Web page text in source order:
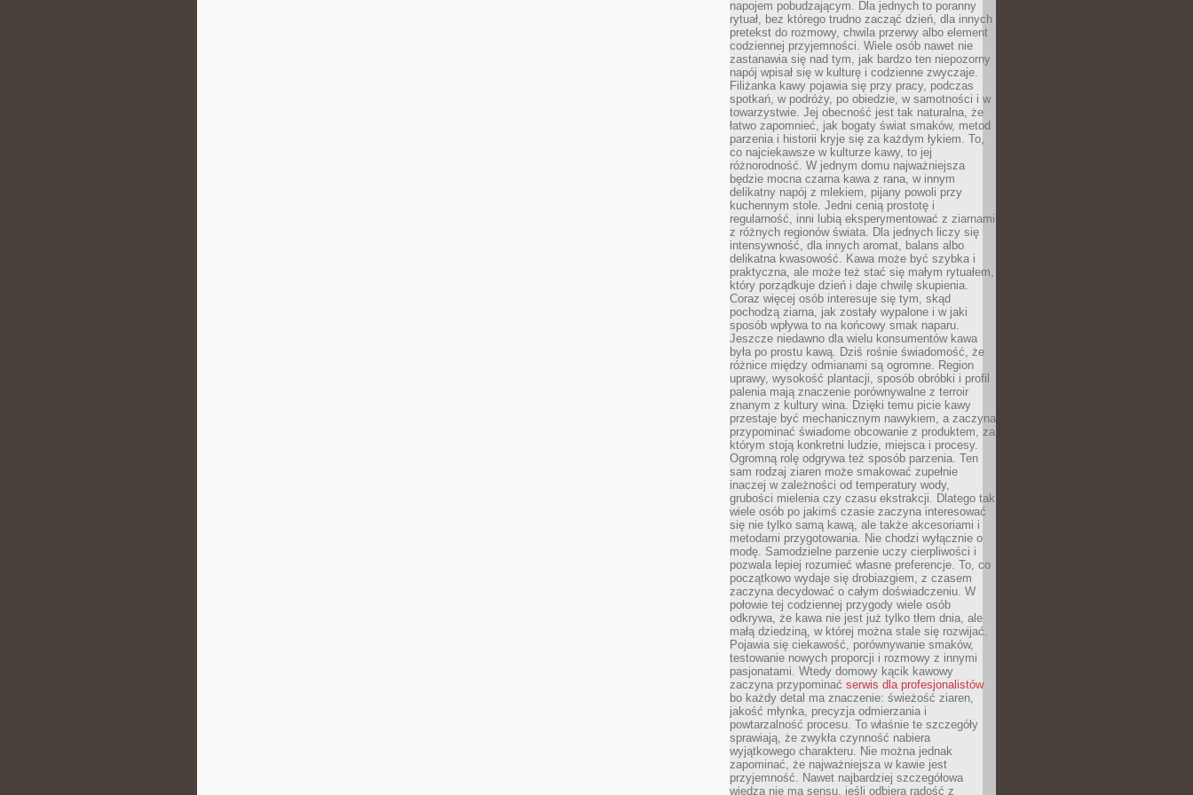
napojem pobudzającym. Dla jednych to poranny
rytuał, bez którego trudno zacząć dzień, dla innych
pretekst do rozmowy, chwila przerwy albo element
codziennej przyjemności. Wiele osób nawet nie
zastanawia się nad tym, jak bardzo ten niepozorny
napój wpisał się w kulturę i codzienne zwyczaje.
Filiżanka kawy pojawia się przy pracy, podczas
spotkań, w podróży, po obiedzie, w samotności i w
towarzystwie. Jej obecność jest tak naturalna, że
łatwo zapomnieć, jak bogaty świat smaków, metod
parzenia i historii kryje się za każdym łykiem. To,
co najciekawsze w kulturze kawy, to jej
różnorodność. W jednym domu najważniejsza
będzie mocna czarna kawa z rana, w innym
delikatny napój z mlekiem, pijany powoli przy
kuchennym stole. Jedni cenią prostotę i
regularność, inni lubią eksperymentować z ziarnami
z różnych regionów świata. Dla jednych liczy się
intensywność, dla innych aromat, balans albo
delikatna kwasowość. Kawa może być szybka i
praktyczna, ale może też stać się małym rytuałem,
który porządkuje dzień i daje chwilę skupienia.
Coraz więcej osób interesuje się tym, skąd
pochodzą ziarna, jak zostały wypalone i w jaki
sposób wpływa to na końcowy smak naparu.
Jeszcze niedawno dla wielu konsumentów kawa
była po prostu kawą. Dziś rośnie świadomość, że
różnice między odmianami są ogromne. Region
uprawy, wysokość plantacji, sposób obróbki i profil
palenia mają znaczenie porównywalne z terroir
znanym z kultury wina. Dzięki temu picie kawy
przestaje być mechanicznym nawykiem, a zaczyna
przypominać świadome obcowanie z produktem, za
którym stoją konkretni ludzie, miejsca i procesy.
Ogromną rolę odgrywa też sposób parzenia. Ten
sam rodzaj ziaren może smakować zupełnie
inaczej w zależności od temperatury wody,
grubości mielenia czy czasu ekstrakcji. Dlatego tak
wiele osób po jakimś czasie zaczyna interesować
się nie tylko samą kawą, ale także akcesoriami i
metodami przygotowania. Nie chodzi wyłącznie o
modę. Samodzielne parzenie uczy cierpliwości i
pozwala lepiej rozumieć własne preferencje. To, co
początkowo wydaje się drobiazgiem, z czasem
zaczyna decydować o całym doświadczeniu. W
połowie tej codziennej przygody wiele osób
odkrywa, że kawa nie jest już tylko tłem dnia, ale
małą dziedziną, w której można stale się rozwijać.
Pojawia się ciekawość, porównywanie smaków,
testowanie nowych proporcji i rozmowy z innymi
pasjonatami. Wtedy domowy kącik kawowy
zaczyna przypominać serwis dla profesjonalistów
bo każdy detal ma znaczenie: świeżość ziaren,
jakość młynka, precyzja odmierzania i
powtarzalność procesu. To właśnie te szczegóły
sprawiają, że zwykła czynność nabiera
wyjątkowego charakteru. Nie można jednak
zapominać, że najważniejsza w kawie jest
przyjemność. Nawet najbardziej szczegółowa
wiedza nie ma sensu, jeśli odbiera radość z